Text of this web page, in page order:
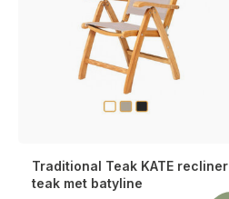
Traditional Teak KATE recliner
teak met batyline